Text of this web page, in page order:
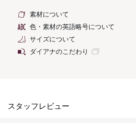
素材について
色・素材の英語略号について
サイズについて
ダイアナのこだわり
スタッフレビュー